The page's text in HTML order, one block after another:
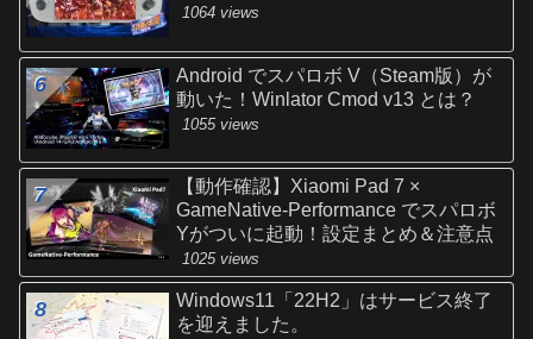
1064 views
Android でスパロボ V（Steam版）が
動いた！Winlator Cmod v13 とは？
1055 views
【動作確認】Xiaomi Pad 7 ×
GameNative-Performance でスパロボ
Yがついに起動！設定まとめ＆注意点
1025 views
Windows11「22H2」はサービス終了
を迎えました。